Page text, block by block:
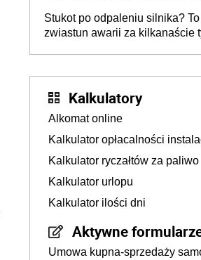
Stukot po odpaleniu silnika?
zwiastun awarii za kilkanaście
Kalkulatory
Alkomat online
Kalkulator opłacalności
Kalkulator ryczałtów za paliwo
Kalkulator urlopu
Kalkulator ilości dni
Aktywne
Umowa kupna-sprzedaży